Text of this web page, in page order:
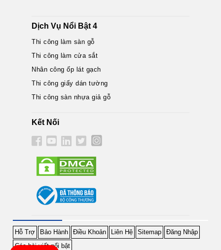
Dịch Vụ Nổi Bật 4
Thi công làm sàn gỗ
Thi công làm cửa sắt
Nhân công ốp lát gạch
Thi công giấy dán tường
Thi công sàn nhựa giả gỗ
Kết Nối
Hỗ Trợ Bảo Hành Điều Khoản Liên Hệ Sitemap
Đăng Nhập
Các bài viết nổi bật